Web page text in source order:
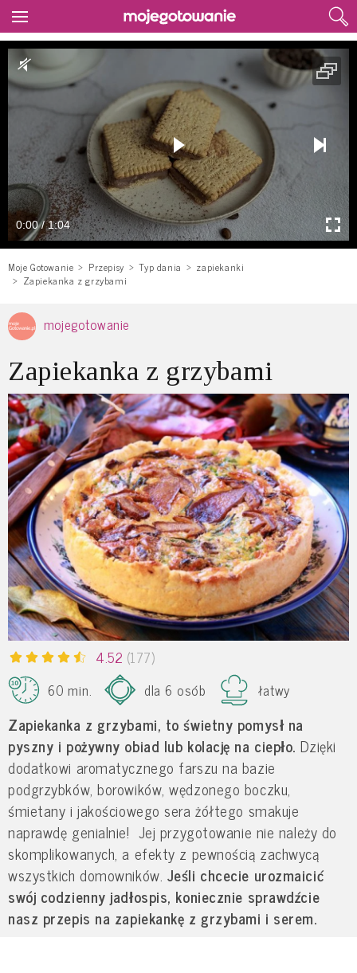
0:00 / 1:04
Moje Gotowanie Przepisy Typ dania
zapiekanki
Zapiekanka z grzybami
mojegotowanie
Zapiekanka z grzybami
4.52 (177)
60 min.
dla 6 osób łatwy
Zapiekanka z grzybami, to świetny pomysł na
pyszny i pożywny obiad lub kolację na ciepło. Dzięki
dodatkowi aromatycznego farszu na bazie
podgrzybków, borowików, wędzonego boczku,
śmietany i jakościowego sera żółtego smakuje
naprawdę genialnie! Jej przygotowanie nie należy do
skomplikowanych, a efekty z pewnością zachwycą
wszystkich domowników. Jeśli chcecie urozmaicić
swój codzienny jadłospis, koniecznie sprawdźcie
nasz przepis na zapiekankę z grzybami i serem.